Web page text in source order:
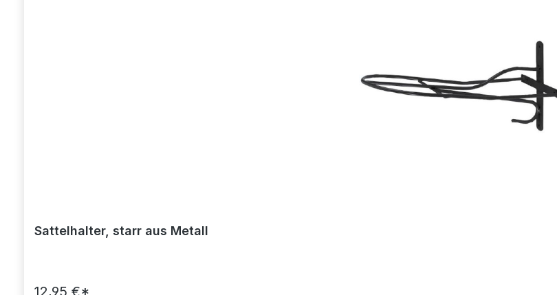
Sattelhalter, starr aus Metall